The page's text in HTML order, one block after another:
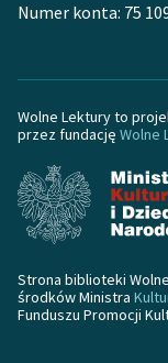
Numer konta: 75
Wolne Lektury to
przez fundację Wolne
Strona biblioteki
środków Ministra
Funduszu Promocji